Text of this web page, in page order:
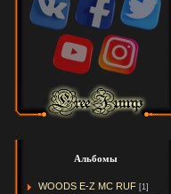
Альбомы
WOODS E-Z MC RUF [1]